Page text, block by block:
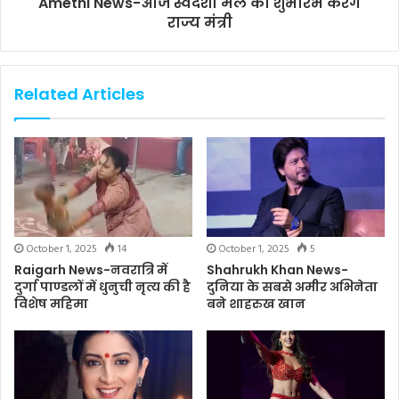
राज्य मंत्री
Related Articles
October 1, 2025
14
Raigarh News-नवरात्रि में
दुर्गा पाण्डलों में धुनुची नृत्य की है
विशेष महिमा
October 1, 2025
5
Shahrukh Khan News-
दुनिया के सबसे अमीर अभिनेता
बने शाहरुख खान